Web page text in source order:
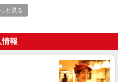
格必須】 時給：1,350円〜 早番の
支給 ※試用期
横浜市神奈川区白楽6
と見る
情報